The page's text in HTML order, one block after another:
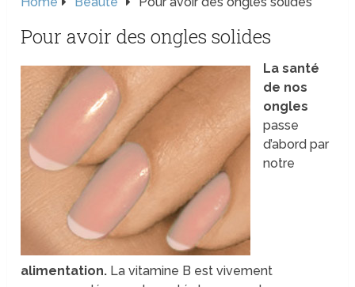
Pour avoir des ongles solides
La santé
de nos
ongles
passe
d’abord par
notre
alimentation. La vitamine B est vivement